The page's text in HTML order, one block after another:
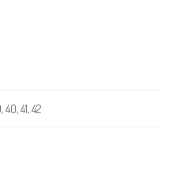
độ bền theo thời gian.
40, 41, 42